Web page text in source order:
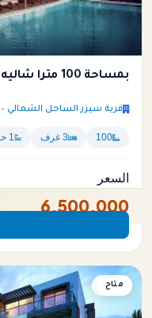
بمساحة 100 متراً شاليه للبيع في سيزر ايلاند
قرية سيزر الساحل الشمالي – Caesar North Coast Village
100 3 غرف 1 حمام
السعر
6,500,000
شاليه
متاح